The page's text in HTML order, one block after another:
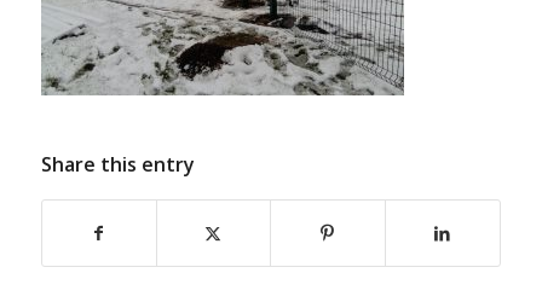
Share this entry